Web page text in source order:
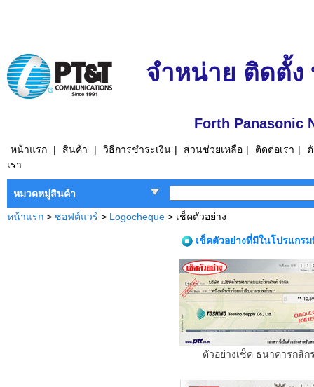
จำหน่าย ติดตั้ง
Forth Panasonic
หน้าแรก | สินค้า | วิธีการชำระเงิน | ส่วนช่วยเหลือ | ติดต่อเรา |
เรา
หมวดหมู่สินค้า
หน้าแรก > ซอฟต์แวร์ > Logocheque > เช็คตัวอย่าง
เช็คตัวอย่างที่มีในโปรแกร
ตัวอย่างเช็ค ธนาคารกสิก